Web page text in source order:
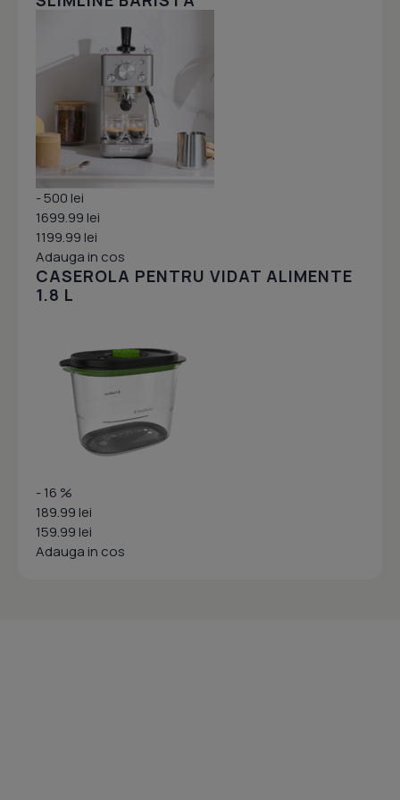
- 500 lei
1699.99 lei
1199.99 lei
Adauga in cos
CASEROLA PENTRU VIDAT ALIMENTE
1.8 L
- 16 %
189.99 lei
159.99 lei
Adauga in cos